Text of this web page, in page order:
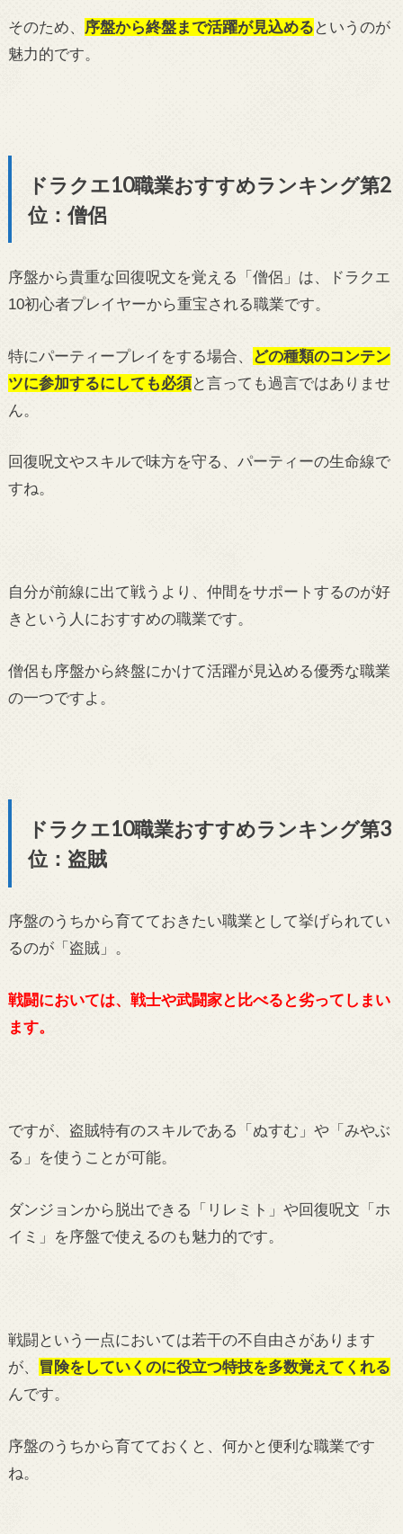
そのため、 序盤から終盤まで活躍が見込める というのが
魅力的です。
ドラクエ10職業おすすめランキング第2
位：僧侶
序盤から貴重な回復呪文を覚える「僧侶」は、ドラクエ
10初心者プレイヤーから重宝される職業です。
特にパーティープレイをする場合、
どの種類のコンテン
ツに参加するにしても必須と言っても過言ではありませ
ん。
回復呪文やスキルで味方を守る、パーティーの生命線で
すね。
自分が前線に出て戦うより、仲間をサポートするのが好
きという人におすすめの職業です。
僧侶も序盤から終盤にかけて活躍が見込める優秀な職業
の一つですよ。
ドラクエ10職業おすすめランキング第3
位：盗賊
序盤のうちから育てておきたい職業として挙げられてい
るのが「盗賊」。
戦闘においては、戦士や武闘家と比べると劣ってしまい
ます。
ですが、盗賊特有のスキルである「ぬすむ」や「みやぶ
る」を使うことが可能。
ダンジョンから脱出できる「リレミト」や回復呪文「ホ
イミ」を序盤で使えるのも魅力的です。
戦闘という一点においては若干の不自由さがあります
が、
冒険をしていくのに役立つ特技を多数覚えてくれる
んです。
序盤のうちから育てておくと、何かと便利な職業です
ね。